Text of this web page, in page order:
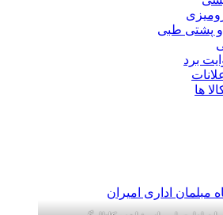
پشتی طبی
برد
ها